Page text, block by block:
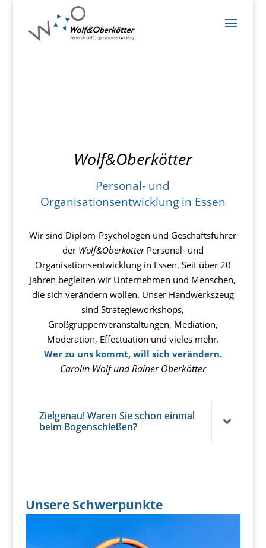
Wolf&Oberkötter
Personal- und
Organisationsentwicklung in Essen
Wir sind Diplom-Psychologen und Geschäftsführer
der Wolf&OberkötterPersonal- und
Organisationsentwicklung in Essen. Seit über 20
Jahren begleiten wir Unternehmen und Menschen,
die sich verändern wollen. Unser Handwerkszeug
sind Strategieworkshops,
Großgruppenveranstaltungen, Mediation,
Moderation, Effectuation und vieles mehr.
Wer zu uns kommt, will sich verändern.
Carolin Wolf und Rainer Oberkötter
Zielgenau! Waren Sie schon einmal
beim Bogenschießen?
Unsere Schwerpunkte